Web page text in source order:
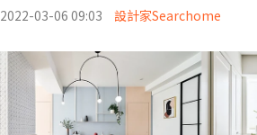
2022-03-06 09:03 設計家Searchome